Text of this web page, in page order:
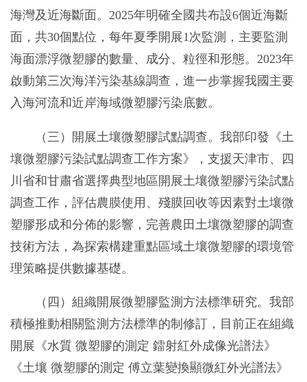
海灣及近海斷面。2025年明確全國共布設6個近海斷
面，共30個點位，每年夏季開展1次監測，主要監測
海面漂浮微塑膠的數量、成分、粒徑和形態。2023年
啟動第三次海洋污染基線調查，進一步掌握我國主要
入海河流和近岸海域微塑膠污染底數。
（三）開展土壤微塑膠試點調查。我部印發《土
壤微塑膠污染試點調查工作方案》，支援天津市、四
川省和甘肅省選擇典型地區開展土壤微塑膠污染試點
調查工作，評估農膜使用、殘膜回收等因素對土壤微
塑膠形成和分佈的影響，完善農田土壤微塑膠的調查
技術方法，為探索構建重點區域土壤微塑膠的環境管
理策略提供數據基礎。
（四）組織開展微塑膠監測方法標準研究。我部
積極推動相關監測方法標準的制修訂，目前正在組織
開展《水質 微塑膠的測定 鐳射紅外成像光譜法》
《土壤 微塑膠的測定 傅立葉變換顯微紅外光譜法》